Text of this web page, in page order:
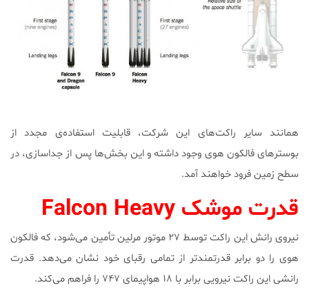
همانند سایر راکت‌های این شرکت، قابلیت استفاده‌ی مجدد از
بوستر‌های فالکون هوی وجود داشته و این بخش‌ها پس از جداسازی، در
سطح زمین فرود خواهند آمد.
قدرت موشک Falcon Heavy
نیروی رانش این راکت توسط ۲۷ موتور مرلین تأمین می‌شود، که فالکون
هوی را دو برابر قدرتمند‌تر از تمامی رقبای خود نشان می‌دهد. قدرت
رانشی این راکت نیرویی برابر با ۱۸ هواپیمای ۷۴۷ را فراهم می‌کند.